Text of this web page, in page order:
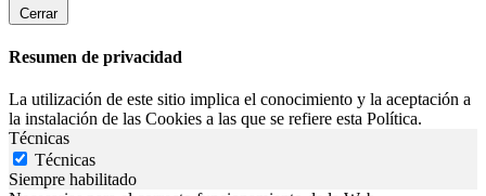
Cerrar
Resumen de privacidad
La utilización de este sitio implica el conocimiento y la aceptación a
la instalación de las Cookies a las que se refiere esta Política.
Técnicas
Técnicas
Siempre habilitado